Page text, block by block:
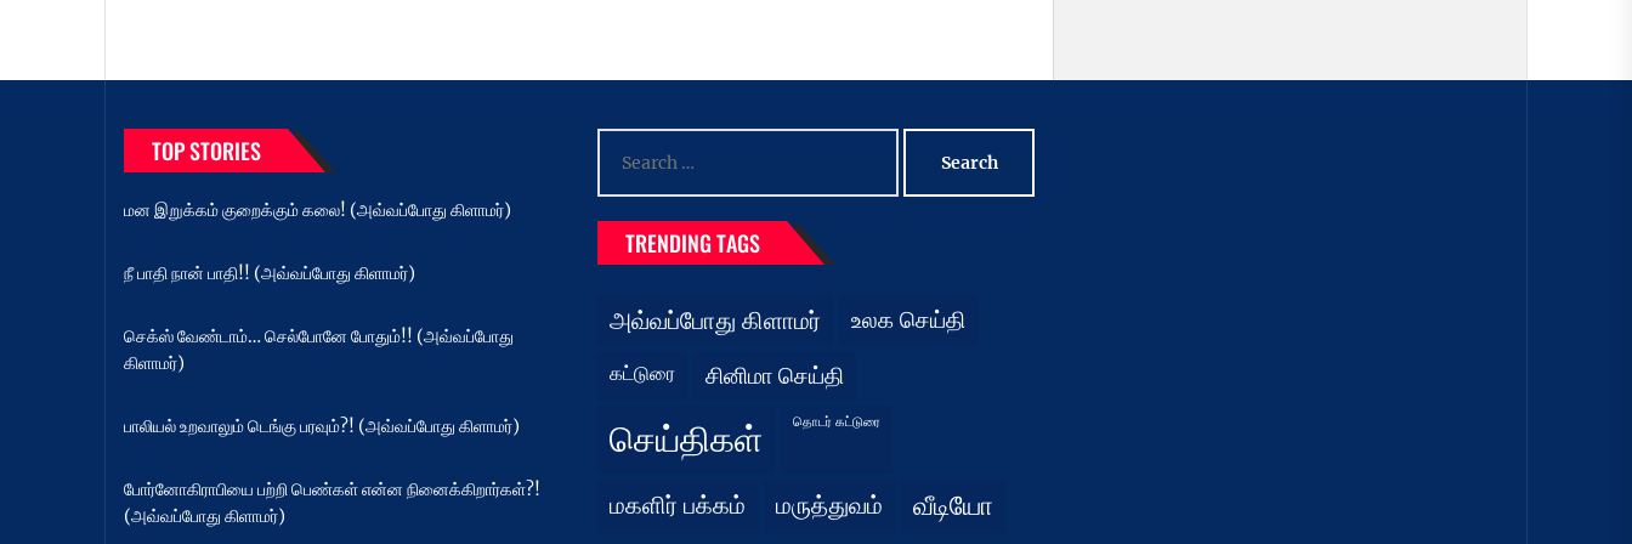
TOP STORIES
மன இறுக்கம் குறைக்கும் கலை! (அவ்வப்போது கிளாமர்)
நீ பாதி நான் பாதி!! (அவ்வப்போது கிளாமர்)
செக்ஸ் வேண்டாம்… செல்போனே போதும்!! (அவ்வப்போது
கிளாமர்)
பாலியல் உறவாலும் டெங்கு பரவும்?! (அவ்வப்போது கிளாமர்)
போர்னோகிராபியை பற்றி பெண்கள் என்ன நினைக்கிறார்கள்?!
(அவ்வப்போது கிளாமர்)
for:
TRENDING TAGS
அவ்வப்போது கிளாமர் உலக செய்தி
கட்டுரை சினிமா செய்தி
செய்திகள் தொடர் கட்டுரை
மகளிர் பக்கம் மருத்துவம் வீடியோ